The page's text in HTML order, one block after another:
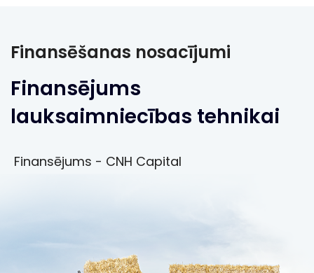
Finansēšanas nosacījumi
Finansējums
lauksaimniecības tehnikai
Finansējums - CNH Capital